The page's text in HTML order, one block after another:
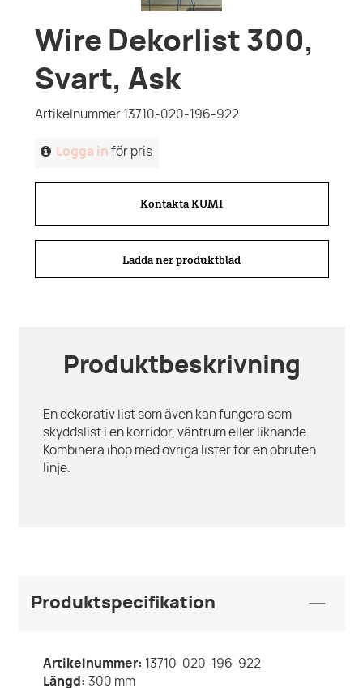
Wire Dekorlist 300,
Svart, Ask
Artikelnummer 13710-020-196-922
Logga in för pris
Kontakta KUMI
Ladda ner produktblad
Produktbeskrivning
En dekorativ list som även kan fungera som
skyddslist i en korridor, väntrum eller liknande.
Kombinera ihop med övriga lister för en obruten
linje.
Produktspecifikation
Artikelnummer: 13710-020-196-922
Längd: 300 mm